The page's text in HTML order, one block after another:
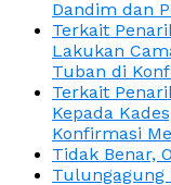
Dandim dan
Terkait
Lakukan
Tuban di
Terkait
Kepada
Konfirmasi
Tidak Benar,
Tulungagung